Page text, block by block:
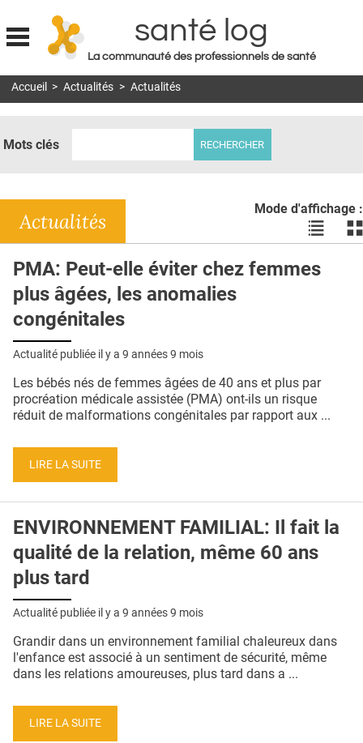
Jump to navigation
santé log
La communauté des professionnels de santé
MON COMPTE
DOSSIERS
RÉSEAUX
E-REVUE SAD
THÉMA
L'APP
PUBLICITÉ
CONTACT
Accueil > Actualités > Actualités
Mots clés
Mode d'affichage :
Voir
les
en
les
Actualités
PMA: Peut-elle éviter chez femmes
plus âgées, les anomalies
congénitales
Actualité publiée il y a 9 années 9 mois
Les bébés nés de femmes âgées de 40 ans et plus par
procréation médicale assistée (PMA) ont-ils un risque
réduit de malformations congénitales par rapport aux ...
LIRE LA SUITE
ENVIRONNEMENT FAMILIAL: Il fait la
qualité de la relation, même 60 ans
plus tard
Actualité publiée il y a 9 années 9 mois
Grandir dans un environnement familial chaleureux dans
l'enfance est associé à un sentiment de sécurité, même
dans les relations amoureuses, plus tard dans a ...
LIRE LA SUITE